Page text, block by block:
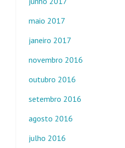
maio 2017
janeiro 2017
novembro 2016
outubro 2016
setembro 2016
agosto 2016
julho 2016